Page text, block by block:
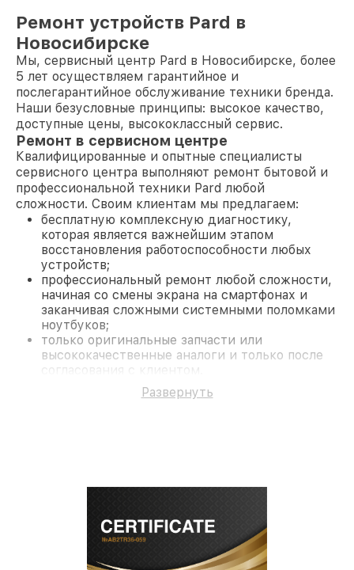
Ремонт устройств Pard в
Новосибирске
Мы, сервисный центр Pard в Новосибирске, более
5 лет осуществляем гарантийное и
послегарантийное обслуживание техники бренда.
Наши безусловные принципы: высокое качество,
доступные цены, высококлассный сервис.
Ремонт в сервисном центре
Квалифицированные и опытные специалисты
сервисного центра выполняют ремонт бытовой и
профессиональной техники Pard любой
сложности. Своим клиентам мы предлагаем:
бесплатную комплексную диагностику,
которая является важнейшим этапом
восстановления работоспособности любых
устройств;
профессиональный ремонт любой сложности,
начиная со смены экрана на смартфонах и
заканчивая сложными системными поломками
ноутбуков;
только оригинальные запчасти или
высококачественные аналоги и только после
согласования с клиентом.
На все работы и замененные комплектующие
предоставляется длительная гарантия. В случае
современное оборудование и
лицензированное ПО в ремонтно-
диагностических мастерских;
Развернуть